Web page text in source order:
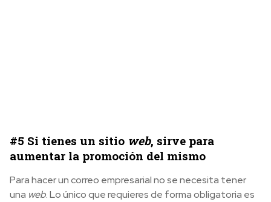
#5 Si tienes un sitio web, sirve para
aumentar la promoción del mismo
Para hacer un correo empresarial no se necesita tener
una web. Lo único que requieres de forma obligatoria es